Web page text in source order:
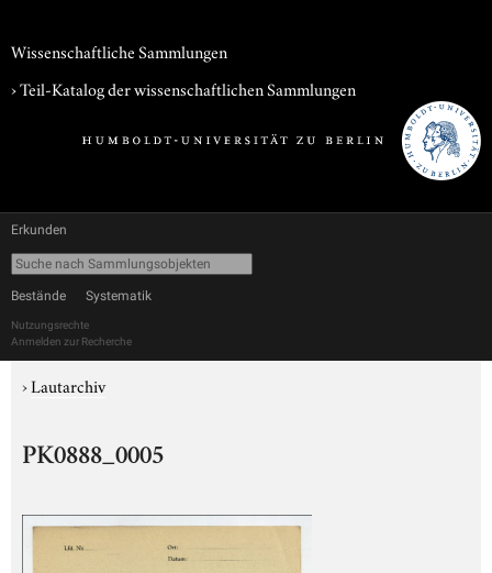
Wissenschaftliche Sammlungen
› Teil-Katalog der wissenschaftlichen Sammlungen
Erkunden
Bestände Systematik
Nutzungsrechte
Anmelden zur Recherche
›Lautarchiv
PK0888_0005